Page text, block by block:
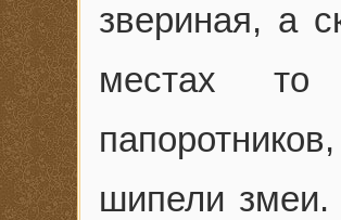
звериная, а
местах то
шипели змеи.